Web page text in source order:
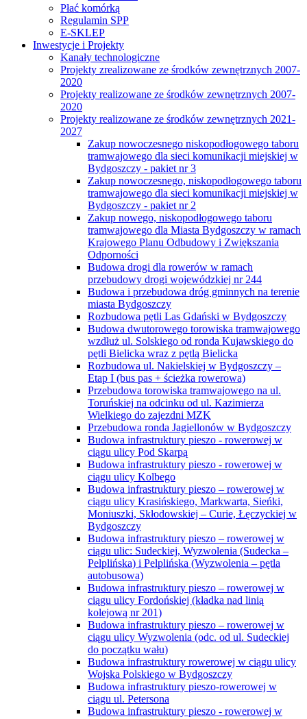
Płać komórką
Regulamin SPP
E-SKLEP
Inwestycje i Projekty
Kanały technologiczne
Projekty zrealizowane ze środków zewnętrznych 2007-
2020
Projekty realizowane ze środków zewnętrznych 2007-
2020
Projekty realizowane ze środków zewnętrznych 2021-
2027
Zakup nowoczesnego niskopodłogowego taboru
tramwajowego dla sieci komunikacji miejskiej w
Bydgoszczy - pakiet nr 3
Zakup nowoczesnego, niskopodłogowego taboru
tramwajowego dla sieci komunikacji miejskiej w
Bydgoszczy - pakiet nr 2
Zakup nowego, niskopodłogowego taboru
tramwajowego dla Miasta Bydgoszczy w ramach
Krajowego Planu Odbudowy i Zwiększania
Odporności
Budowa drogi dla rowerów w ramach
przebudowy drogi wojewódzkiej nr 244
Budowa i przebudowa dróg gminnych na terenie
miasta Bydgoszczy
Rozbudowa pętli Las Gdański w Bydgoszczy
Budowa dwutorowego torowiska tramwajowego
wzdłuż ul. Solskiego od ronda Kujawskiego do
pętli Bielicka wraz z pętlą Bielicka
Rozbudowa ul. Nakielskiej w Bydgoszczy –
Etap I (bus pas + ścieżka rowerowa)
Przebudowa torowiska tramwajowego na ul.
Toruńskiej na odcinku od ul. Kazimierza
Wielkiego do zajezdni MZK
Przebudowa ronda Jagiellonów w Bydgoszczy
Budowa infrastruktury pieszo - rowerowej w
ciągu ulicy Pod Skarpą
Budowa infrastruktury pieszo - rowerowej w
ciągu ulicy Kolbego
Budowa infrastruktury pieszo – rowerowej w
ciągu ulicy Krasińskiego, Markwarta, Sieńki,
Moniuszki, Skłodowskiej – Curie, Łęczyckiej w
Bydgoszczy
Budowa infrastruktury pieszo – rowerowej w
ciągu ulic: Sudeckiej, Wyzwolenia (Sudecka –
Pelplińska) i Pelplińska (Wyzwolenia – pętla
autobusowa)
Budowa infrastruktury pieszo – rowerowej w
ciągu ulicy Fordońskiej (kładka nad linią
kolejową nr 201)
Budowa infrastruktury pieszo – rowerowej w
ciągu ulicy Wyzwolenia (odc. od ul. Sudeckiej
do początku wału)
Budowa infrastruktury rowerowej w ciągu ulicy
Wojska Polskiego w Bydgoszczy
Budowa infrastruktury pieszo-rowerowej w
ciągu ul. Petersona
Budowa infrastruktury pieszo - rowerowej w